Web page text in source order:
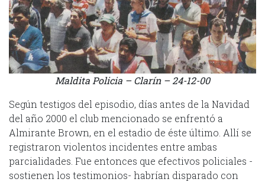
Maldita Policia – Clarín – 24-12-00
Según testigos del episodio, días antes de la Navidad
del año 2000 el club mencionado se enfrentó a
Almirante Brown, en el estadio de éste último. Allí se
registraron violentos incidentes entre ambas
parcialidades. Fue entonces que efectivos policiales -
sostienen los testimonios- habrían disparado con